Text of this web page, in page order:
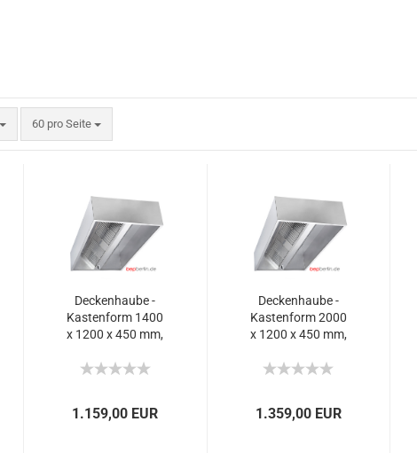
60 pro Seite
Deckenhaube -
Kastenform 1400
x 1200 x 450 mm,
1.159,00 EUR
Deckenhaube -
Kastenform 2000
x 1200 x 450 mm,
1.359,00 EUR